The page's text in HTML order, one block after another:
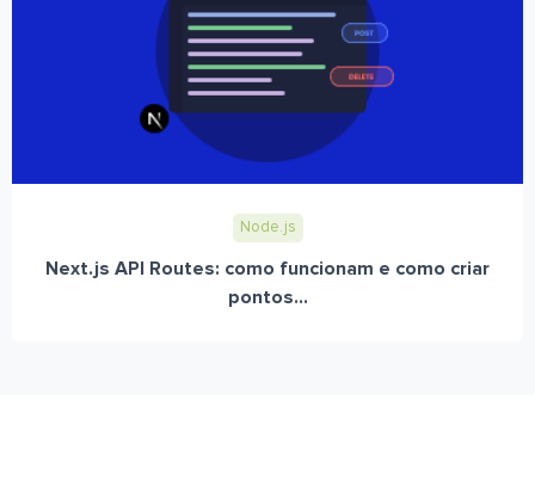
Node.js
Next.js API Routes: como funcionam e como criar
pontos...